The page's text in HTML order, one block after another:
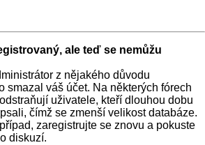
ale teď se nemůžu
z nějakého důvodu
smazal váš účet. Na některých fórech
uživatele, kteří dlouhou dobu
čímž se zmenší velikost databáze.
zaregistrujte se znovu a pokuste
diskuzí.